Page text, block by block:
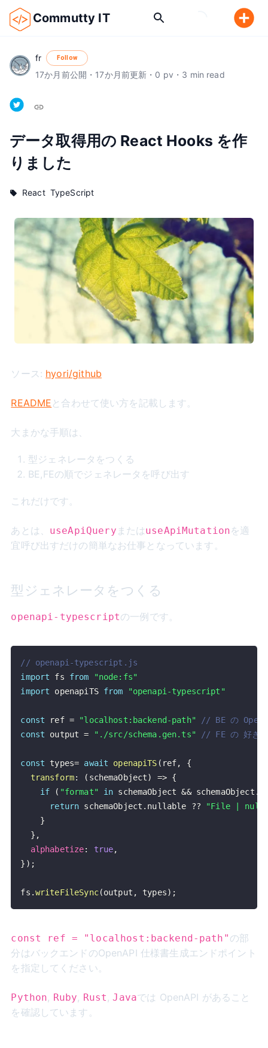
Commutty IT
fr Follow
17か月前公開 ・ 17か月前更新 ・ 0 pv ・ 3 min read
データ取得用の React Hooks を作
りました
React TypeScript
ソース: hyori/github
README と合わせて使い方を記載します。
大まかな手順は、
型ジェネレータをつくる
BE,FEの順でジェネレータを呼び出す
これだけです。
あとは、 useApiQuery またはuseApiMutationを適
宜呼び出すだけの簡単なお仕事となっています。
型ジェネレータをつくる
openapi-typescriptの一例です。
// openapi-typescript.js
import
fs from
"node:fs"
import
openapiTS from "openapi-typescript"
const ref = "localhost:backend-path"
// BE の
const output = "./src/schema.gen.ts" // FE の 好きな
const types= await openapiTS ( ref,
{
transform: ( schemaObject) => {
if
( "format" in schemaObject && schemaObject .
return schemaObject . nullable ??
"File | null
}
} ,
alphabetize: true,
} ) ;
fs .writeFileSync(output , types) ;
const ref = "localhost:backend-path" の部
分はバックエンドのOpenAPI 仕様書生成エンドポイント
を指定してください。
Python, Ruby, Rust ,Javaでは OpenAPI があること
を確認しています。